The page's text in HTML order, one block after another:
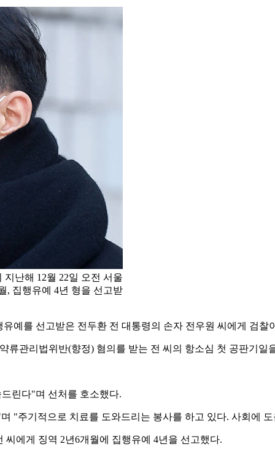
난해 12월 22일 오전 서울
, 집행유예 4년 형을 선고받
예를 선고받은 전두환 전 대통령의 손자 전우원 씨에게 검찰
류관리법위반(향정) 혐의를 받는 전 씨의 항소심 첫 공판기일
린다"며 선처를 호소했다.
"주기적으로 치료를 도와드리는 봉사를 하고 있다. 사회에
에게 징역 2년6개월에 집행유예 4년을 선고했다.